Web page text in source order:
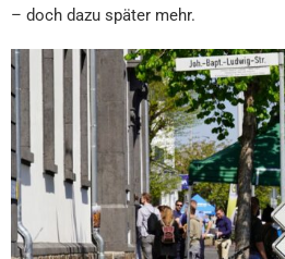
– doch dazu später mehr.